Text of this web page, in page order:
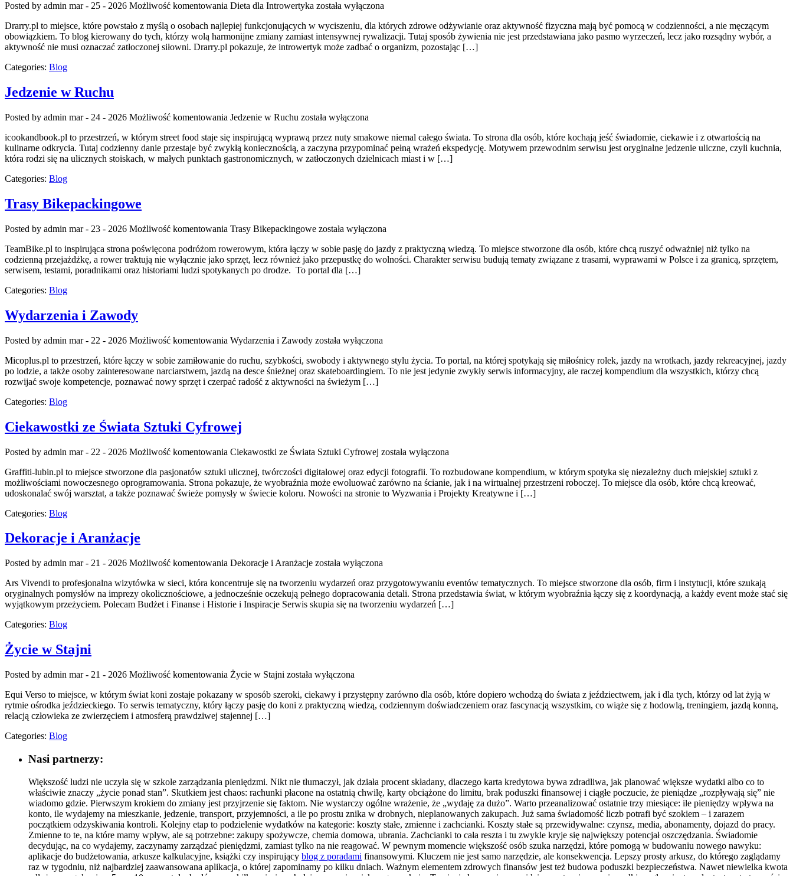
Posted by admin mar - 25 - 2026 Możliwość komentowania Dieta dla Introwertyka została wyłączona
Drarry.pl to miejsce, które powstało z myślą o osobach najlepiej funkcjonujących w wyciszeniu, dla których zdrowe odżywianie oraz aktywność fizyczna mają być pomocą w codzienności, a nie męczącym
obowiązkiem. To blog kierowany do tych, którzy wolą harmonijne zmiany zamiast intensywnej rywalizacji. Tutaj sposób żywienia nie jest przedstawiana jako pasmo wyrzeczeń, lecz jako rozsądny wybór, a
aktywność nie musi oznaczać zatłoczonej siłowni. Drarry.pl pokazuje, że introwertyk może zadbać o organizm, pozostając […]
Categories: Blog
Jedzenie w Ruchu
Posted by admin mar - 24 - 2026 Możliwość komentowania Jedzenie w Ruchu została wyłączona
icookandbook.pl to przestrzeń, w którym street food staje się inspirującą wyprawą przez nuty smakowe niemal całego świata. To strona dla osób, które kochają jeść świadomie, ciekawie i z otwartością na
kulinarne odkrycia. Tutaj codzienny danie przestaje być zwykłą koniecznością, a zaczyna przypominać pełną wrażeń ekspedycję. Motywem przewodnim serwisu jest oryginalne jedzenie uliczne, czyli kuchnia,
która rodzi się na ulicznych stoiskach, w małych punktach gastronomicznych, w zatłoczonych dzielnicach miast i w […]
Categories: Blog
Trasy Bikepackingowe
Posted by admin mar - 23 - 2026 Możliwość komentowania Trasy Bikepackingowe została wyłączona
TeamBike.pl to inspirująca strona poświęcona podróżom rowerowym, która łączy w sobie pasję do jazdy z praktyczną wiedzą. To miejsce stworzone dla osób, które chcą ruszyć odważniej niż tylko na
codzienną przejażdżkę, a rower traktują nie wyłącznie jako sprzęt, lecz również jako przepustkę do wolności. Charakter serwisu budują tematy związane z trasami, wyprawami w Polsce i za granicą, sprzętem,
serwisem, testami, poradnikami oraz historiami ludzi spotykanych po drodze. To portal dla […]
Categories: Blog
Wydarzenia i Zawody
Posted by admin mar - 22 - 2026 Możliwość komentowania Wydarzenia i Zawody została wyłączona
Micoplus.pl to przestrzeń, które łączy w sobie zamiłowanie do ruchu, szybkości, swobody i aktywnego stylu życia. To portal, na której spotykają się miłośnicy rolek, jazdy na wrotkach, jazdy rekreacyjnej, jazdy
po lodzie, a także osoby zainteresowane narciarstwem, jazdą na desce śnieżnej oraz skateboardingiem. To nie jest jedynie zwykły serwis informacyjny, ale raczej kompendium dla wszystkich, którzy chcą
rozwijać swoje kompetencje, poznawać nowy sprzęt i czerpać radość z aktywności na świeżym […]
Categories: Blog
Ciekawostki ze Świata Sztuki Cyfrowej
Posted by admin mar - 22 - 2026 Możliwość komentowania Ciekawostki ze Świata Sztuki Cyfrowej została wyłączona
Graffiti-lubin.pl to miejsce stworzone dla pasjonatów sztuki ulicznej, twórczości digitalowej oraz edycji fotografii. To rozbudowane kompendium, w którym spotyka się niezależny duch miejskiej sztuki z
możliwościami nowoczesnego oprogramowania. Strona pokazuje, że wyobraźnia może ewoluować zarówno na ścianie, jak i na wirtualnej przestrzeni roboczej. To miejsce dla osób, które chcą kreować,
udoskonalać swój warsztat, a także poznawać świeże pomysły w świecie koloru. Nowości na stronie to Wyzwania i Projekty Kreatywne i […]
Categories: Blog
Dekoracje i Aranżacje
Posted by admin mar - 21 - 2026 Możliwość komentowania Dekoracje i Aranżacje została wyłączona
Ars Vivendi to profesjonalna wizytówka w sieci, która koncentruje się na tworzeniu wydarzeń oraz przygotowywaniu eventów tematycznych. To miejsce stworzone dla osób, firm i instytucji, które szukają
oryginalnych pomysłów na imprezy okolicznościowe, a jednocześnie oczekują pełnego dopracowania detali. Strona przedstawia świat, w którym wyobraźnia łączy się z koordynacją, a każdy event może stać się
wyjątkowym przeżyciem. Polecam Budżet i Finanse i Historie i Inspiracje Serwis skupia się na tworzeniu wydarzeń […]
Categories: Blog
Życie w Stajni
Posted by admin mar - 21 - 2026 Możliwość komentowania Życie w Stajni została wyłączona
Equi Verso to miejsce, w którym świat koni zostaje pokazany w sposób szeroki, ciekawy i przystępny zarówno dla osób, które dopiero wchodzą do świata z jeździectwem, jak i dla tych, którzy od lat żyją w
rytmie ośrodka jeździeckiego. To serwis tematyczny, który łączy pasję do koni z praktyczną wiedzą, codziennym doświadczeniem oraz fascynacją wszystkim, co wiąże się z hodowlą, treningiem, jazdą konną,
relacją człowieka ze zwierzęciem i atmosferą prawdziwej stajennej […]
Categories: Blog
Nasi partnerzy:
Większość ludzi nie uczyła się w szkole zarządzania pieniędzmi. Nikt nie tłumaczył, jak działa procent składany, dlaczego karta kredytowa bywa zdradliwa, jak planować większe wydatki albo co to
właściwie znaczy „życie ponad stan”. Skutkiem jest chaos: rachunki płacone na ostatnią chwilę, karty obciążone do limitu, brak poduszki finansowej i ciągłe poczucie, że pieniądze „rozpływają się” nie
wiadomo gdzie. Pierwszym krokiem do zmiany jest przyjrzenie się faktom. Nie wystarczy ogólne wrażenie, że „wydaję za dużo”. Warto przeanalizować ostatnie trzy miesiące: ile pieniędzy wpływa na
konto, ile wydajemy na mieszkanie, jedzenie, transport, przyjemności, a ile po prostu znika w drobnych, nieplanowanych zakupach. Już sama świadomość liczb potrafi być szokiem – i zarazem
początkiem odzyskiwania kontroli. Kolejny etap to podzielenie wydatków na kategorie: koszty stałe, zmienne i zachcianki. Koszty stałe są przewidywalne: czynsz, media, abonamenty, dojazd do pracy.
Zmienne to te, na które mamy wpływ, ale są potrzebne: zakupy spożywcze, chemia domowa, ubrania. Zachcianki to cała reszta i tu zwykle kryje się największy potencjał oszczędzania. Świadomie
decydując, na co wydajemy, zaczynamy zarządzać pieniędzmi, zamiast tylko na nie reagować. W pewnym momencie większość osób szuka narzędzi, które pomogą w budowaniu nowego nawyku:
aplikacje do budżetowania, arkusze kalkulacyjne, książki czy inspirujący blog z poradami finansowymi. Kluczem nie jest samo narzędzie, ale konsekwencja. Lepszy prosty arkusz, do którego zaglądamy
raz w tygodniu, niż najbardziej zaawansowana aplikacja, o której zapominamy po kilku dniach. Ważnym elementem zdrowych finansów jest też budowa poduszki bezpieczeństwa. Nawet niewielka kwota